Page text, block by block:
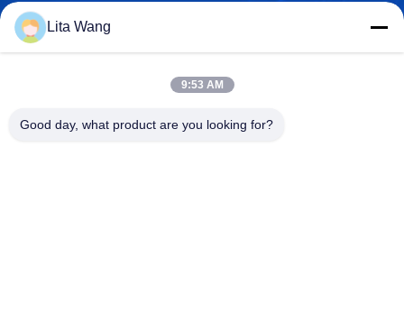
lita@screenmeshnet.com
Lita Wang
9:53 AM
Good day, what product are you looking for?